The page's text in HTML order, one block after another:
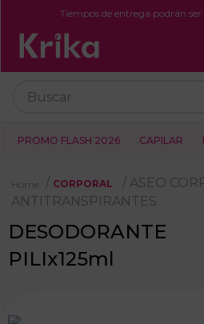
Tiempos de entrega podrán ser
PROMO FLASH 2026 CAPILAR
CORPORAL
ASEO
ANTITRANSPIRANTES
DESODORANTE
PILIx125ml